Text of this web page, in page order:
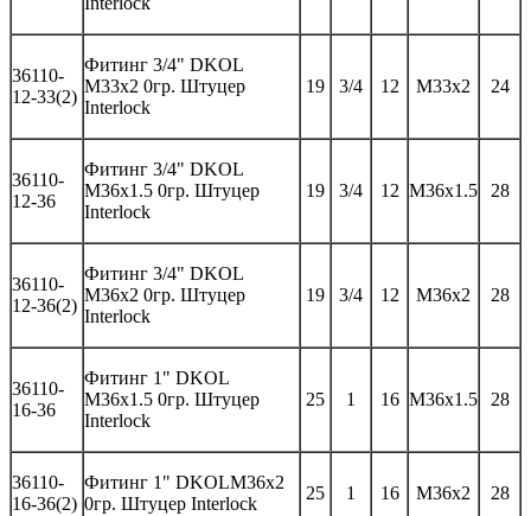
36110-
12-33(2)
Фитинг 3/4" DKOL
M33x2 0гр. Штуцер
Interlock
19 3/4 12 M33x2 24
36110-
12-36
Фитинг 3/4" DKOL
M36x1.5 0гр. Штуцер
Interlock
19 3/4 12 M36x1.5 28
36110-
12-36(2)
Фитинг 3/4" DKOL
M36x2 0гр. Штуцер
Interlock
19 3/4 12 M36x2 28
36110-
16-36
Фитинг 1" DKOL
M36x1.5 0гр. Штуцер
Interlock
25 1 16 M36x1.5 28
36110-
16-36(2)
Фитинг 1" DKOLM36x2
0гр. Штуцер Interlock
25 1 16 M36x2 28